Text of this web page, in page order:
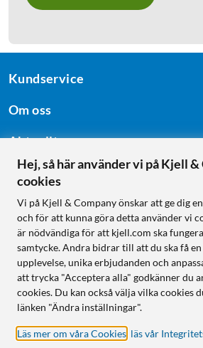
Kundservice
Om oss
Aktuellt
Följ oss
Handla från:
Sverige
Norge
Hej, så här använder vi på Kjell
cookies
Vi på Kjell & Company önskar att ge dig
och för att kunna göra detta använder vi
är nödvändiga för att kjell.com ska
samtycke. Andra bidrar till att du ska få
upplevelse, unika erbjudanden och
att trycka "Acceptera alla" godkänner du
cookies. Du kan också välja vilka cookies
länken "Ändra inställningar".
Läs mer om våra Cookies läs vår